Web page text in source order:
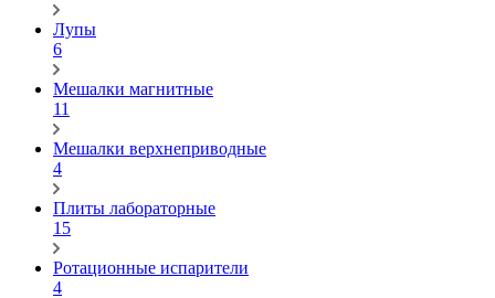
Лупы
6
Мешалки магнитные
11
Мешалки верхнеприводные
4
Плиты лабораторные
15
Ротационные испарители
4